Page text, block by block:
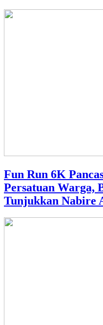
Fun Run 6K
Persatuan Warga,
Tunjukkan Nabire